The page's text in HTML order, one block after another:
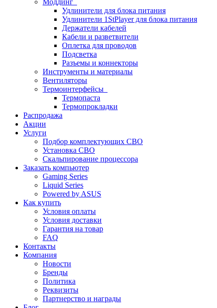
Моддинг
Удлинители для блока питания
Удлинители 1StPlayer для блока питания
Держатели кабелей
Кабели и разветвители
Оплетка для проводов
Подсветка
Разъемы и коннекторы
Инструменты и материалы
Вентиляторы
Термоинтерфейсы
Термопаста
Термопрокладки
Распродажа
Акции
Услуги
Подбор комплектующих СВО
Установка СВО
Скальпирование процессора
Заказать компьютер
Gaming Series
Liquid Series
Powered by ASUS
Как купить
Условия оплаты
Условия доставки
Гарантия на товар
FAQ
Контакты
Компания
Новости
Бренды
Политика
Реквизиты
Партнерство и награды